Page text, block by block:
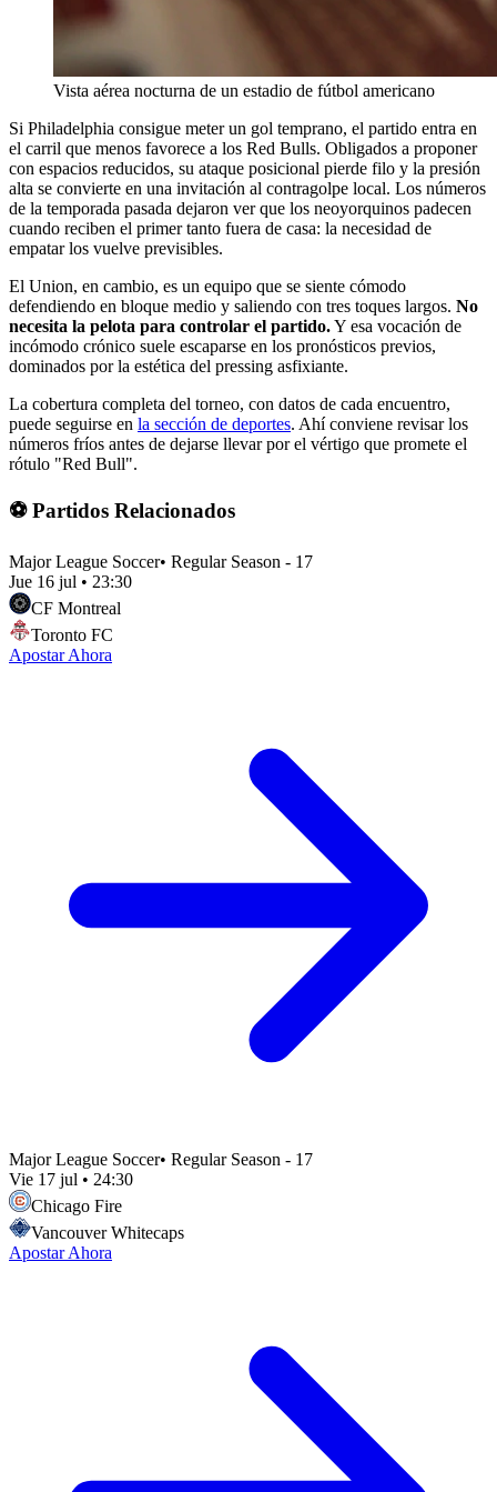
Vista aérea nocturna de un estadio de fútbol americano
Si Philadelphia consigue meter un gol temprano, el partido entra en
el carril que menos favorece a los Red Bulls. Obligados a proponer
con espacios reducidos, su ataque posicional pierde filo y la presión
alta se convierte en una invitación al contragolpe local. Los números
de la temporada pasada dejaron ver que los neoyorquinos padecen
cuando reciben el primer tanto fuera de casa: la necesidad de
empatar los vuelve previsibles.
El Union, en cambio, es un equipo que se siente cómodo
defendiendo en bloque medio y saliendo con tres toques largos. No
necesita la pelota para controlar el partido.Y esa vocación de
incómodo crónico suele escaparse en los pronósticos previos,
dominados por la estética del pressing asfixiante.
La cobertura completa del torneo, con datos de cada encuentro,
puede seguirse en la sección de deportes. Ahí conviene revisar los
números fríos antes de dejarse llevar por el vértigo que promete el
rótulo "Red Bull".
⚽ Partidos Relacionados
Major League Soccer• Regular Season - 17
Jue 16 jul • 23:30
CF Montreal
Toronto FC
Apostar Ahora
Major League Soccer• Regular Season - 17
Vie 17 jul • 24:30
Chicago Fire
Vancouver Whitecaps
Apostar Ahora